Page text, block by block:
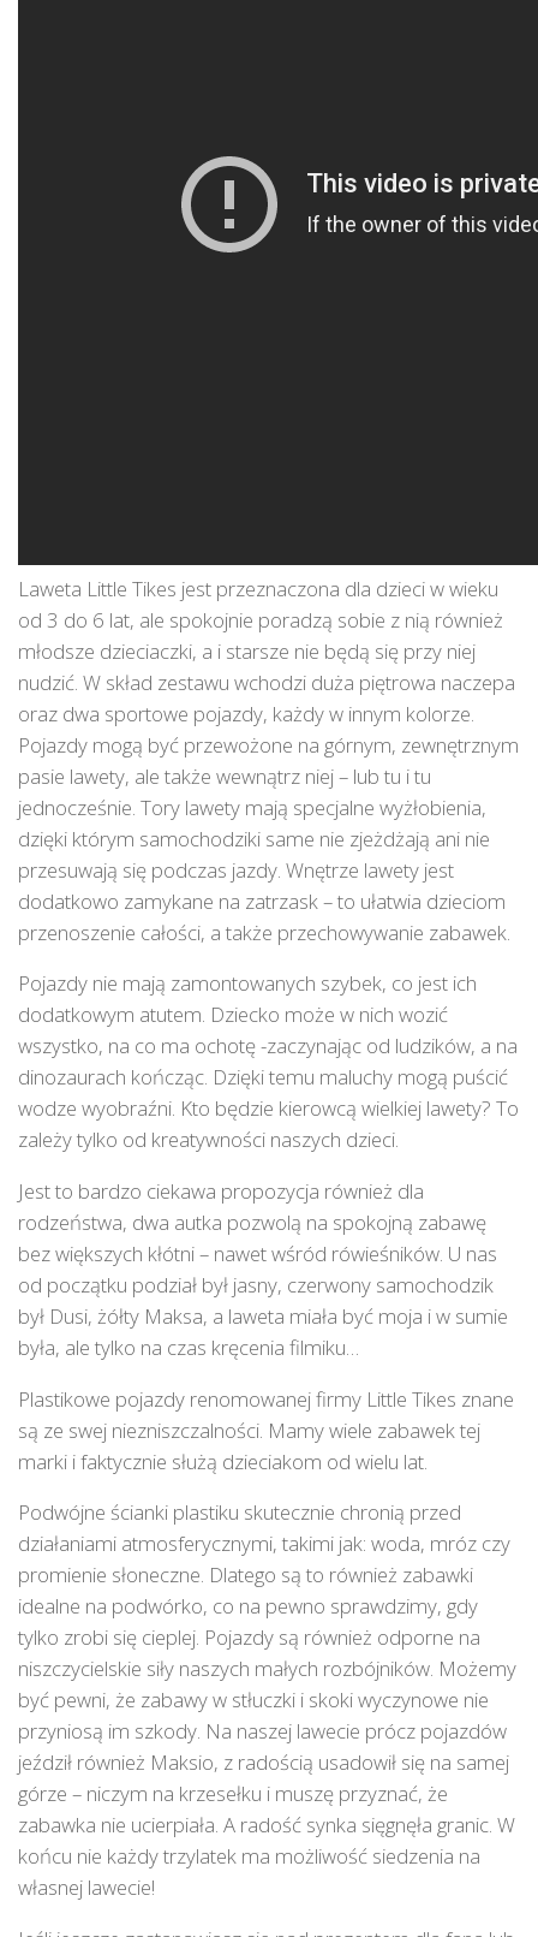
Laweta Little Tikes jest przeznaczona dla dzieci w wieku
od 3 do 6 lat, ale spokojnie poradzą sobie z nią również
młodsze dzieciaczki, a i starsze nie będą się przy niej
nudzić. W skład zestawu wchodzi duża piętrowa naczepa
oraz dwa sportowe pojazdy, każdy w innym kolorze.
Pojazdy mogą być przewożone na górnym, zewnętrznym
pasie lawety, ale także wewnątrz niej – lub tu i tu
jednocześnie. Tory lawety mają specjalne wyżłobienia,
dzięki którym samochodziki same nie zjeżdżają ani nie
przesuwają się podczas jazdy. Wnętrze lawety jest
dodatkowo zamykane na zatrzask – to ułatwia dzieciom
przenoszenie całości, a także przechowywanie zabawek.
Pojazdy nie mają zamontowanych szybek, co jest ich
dodatkowym atutem. Dziecko może w nich wozić
wszystko, na co ma ochotę -zaczynając od ludzików, a na
dinozaurach kończąc. Dzięki temu maluchy mogą puścić
wodze wyobraźni. Kto będzie kierowcą wielkiej lawety? To
zależy tylko od kreatywności naszych dzieci.
Jest to bardzo ciekawa propozycja również dla
rodzeństwa, dwa autka pozwolą na spokojną zabawę
bez większych kłótni – nawet wśród rówieśników. U nas
od początku podział był jasny, czerwony samochodzik
był Dusi, żółty Maksa, a laweta miała być moja i w sumie
była, ale tylko na czas kręcenia filmiku…
Plastikowe pojazdy renomowanej firmy Little Tikes znane
są ze swej niezniszczalności. Mamy wiele zabawek tej
marki i faktycznie służą dzieciakom od wielu lat.
Podwójne ścianki plastiku skutecznie chronią przed
działaniami atmosferycznymi, takimi jak: woda, mróz czy
promienie słoneczne. Dlatego są to również zabawki
idealne na podwórko, co na pewno sprawdzimy, gdy
tylko zrobi się cieplej. Pojazdy są również odporne na
niszczycielskie siły naszych małych rozbójników. Możemy
być pewni, że zabawy w stłuczki i skoki wyczynowe nie
przyniosą im szkody. Na naszej lawecie prócz pojazdów
jeździł również Maksio, z radością usadowił się na samej
górze – niczym na krzesełku i muszę przyznać, że
zabawka nie ucierpiała. A radość synka sięgnęła granic. W
końcu nie każdy trzylatek ma możliwość siedzenia na
własnej lawecie!